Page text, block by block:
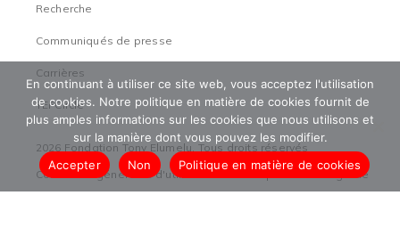
Recherche
Communiqués de presse
Carrières
TEFCircle
2026 Fondation Tony Elumelu. Tous droits réservés
Conditions générales d'utilisation
Politique de sauvegarde
En continuant à utiliser ce site web, vous acceptez l'utilisation
de cookies. Notre politique en matière de cookies fournit de
plus amples informations sur les cookies que nous utilisons et
sur la manière dont vous pouvez les modifier.
Accepter
Non Politique en matière de cookies